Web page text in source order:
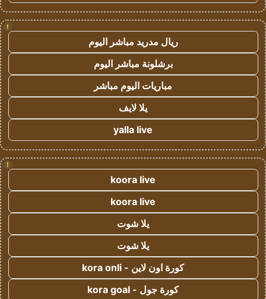
!
ريال مدريد مباشر اليوم
برشلونة مباشر اليوم
مباريات اليوم مباشر
يلا لايف
yalla live
!
koora live
koora live
يلا شوت
يلا شوت
كورة اون لاين - kora onli
كورة جول - kora goal